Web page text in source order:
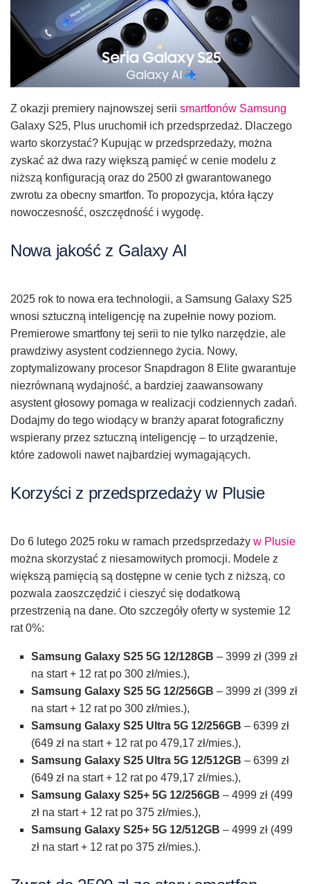
Z okazji premiery najnowszej serii smartfonów Samsung
Galaxy S25, Plus uruchomił ich przedsprzedaż. Dlaczego
warto skorzystać? Kupując w przedsprzedaży, można
zyskać aż dwa razy większą pamięć w cenie modelu z
niższą konfiguracją oraz do 2500 zł gwarantowanego
zwrotu za obecny smartfon. To propozycja, która łączy
nowoczesność, oszczędność i wygodę.
Nowa jakość z Galaxy AI
2025 rok to nowa era technologii, a Samsung Galaxy S25
wnosi sztuczną inteligencję na zupełnie nowy poziom.
Premierowe smartfony tej serii to nie tylko narzędzie, ale
prawdziwy asystent codziennego życia. Nowy,
zoptymalizowany procesor Snapdragon 8 Elite gwarantuje
niezrównaną wydajność, a bardziej zaawansowany
asystent głosowy pomaga w realizacji codziennych zadań.
Dodajmy do tego wiodący w branży aparat fotograficzny
wspierany przez sztuczną inteligencję – to urządzenie,
które zadowoli nawet najbardziej wymagających.
Korzyści z przedsprzedaży w Plusie
Do 6 lutego 2025 roku w ramach przedsprzedaży w Plusie
można skorzystać z niesamowitych promocji. Modele z
większą pamięcią są dostępne w cenie tych z niższą, co
pozwala zaoszczędzić i cieszyć się dodatkową
przestrzenią na dane. Oto szczegóły oferty w systemie 12
rat 0%:
Samsung Galaxy S25 5G 12/128GB – 3999 zł (399 zł
na start + 12 rat po 300 zł/mies.),
Samsung Galaxy S25 5G 12/256GB – 3999 zł (399 zł
na start + 12 rat po 300 zł/mies.),
Samsung Galaxy S25 Ultra 5G 12/256GB – 6399 zł
(649 zł na start + 12 rat po 479,17 zł/mies.),
Samsung Galaxy S25 Ultra 5G 12/512GB – 6399 zł
(649 zł na start + 12 rat po 479,17 zł/mies.),
Samsung Galaxy S25+ 5G 12/256GB – 4999 zł (499
zł na start + 12 rat po 375 zł/mies.),
Samsung Galaxy S25+ 5G 12/512GB – 4999 zł (499
zł na start + 12 rat po 375 zł/mies.).